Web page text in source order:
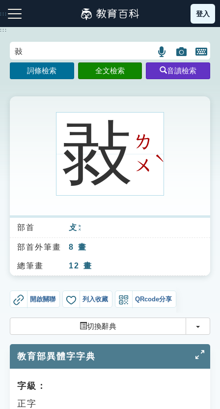
到
主
:::
注音索引圖示 筆畫索引圖示 部首索引表圖示
索引選單
知識索引
單字索引
貓頭鷹博士
登入
:::
語
言
搜
示
圖
片
搜
開
鍵
圖
詞條檢索 全文檢索 音讀檢索
㪖ㄌ
ㄨˋ
部首 攴 ㄆㄨ
部首外筆畫 8 畫
總筆畫 12 畫
開啟關聯 列入收藏 QRcode分享
切換辭典 切換
教育部異體字字典
字級：
正字